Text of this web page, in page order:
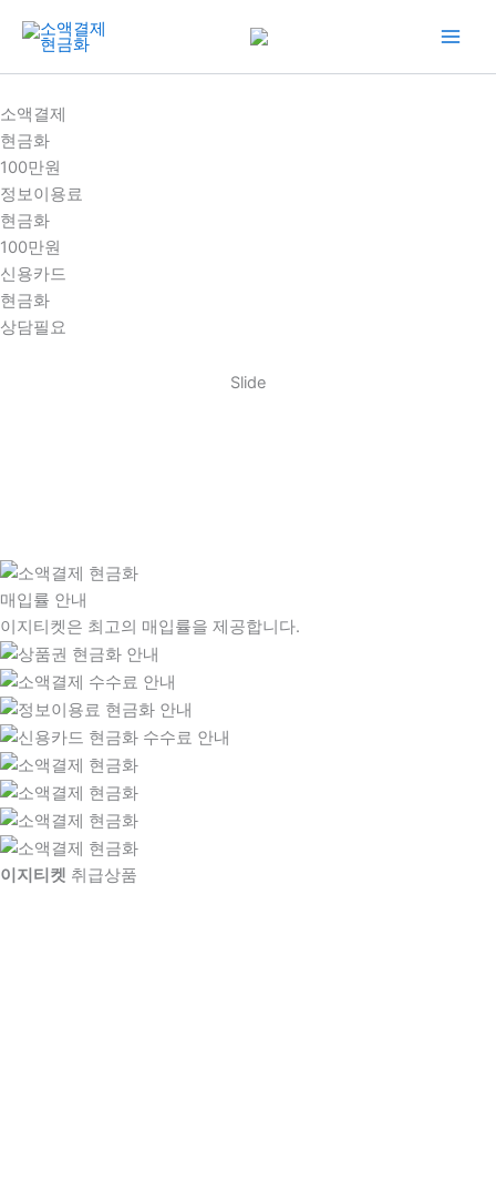
건
너
뛰
기
소액결제
현금화
100만원
정보이용료
현금화
100만원
신용카드
현금화
상담필요
Slide
매입률 안내
이지티켓은 최고의 매입률을 제공합니다.
이지티켓 취급상품